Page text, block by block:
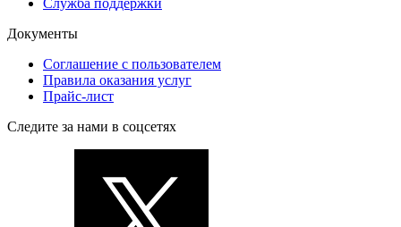
Документы
Соглашение с пользователем
Правила оказания услуг
Прайс-лист
Следите за нами в соцсетях